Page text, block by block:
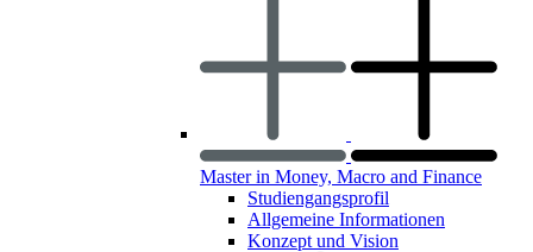
Master in Money, Macro and Finance
Studiengangsprofil
Allgemeine Informationen
Konzept und Vision